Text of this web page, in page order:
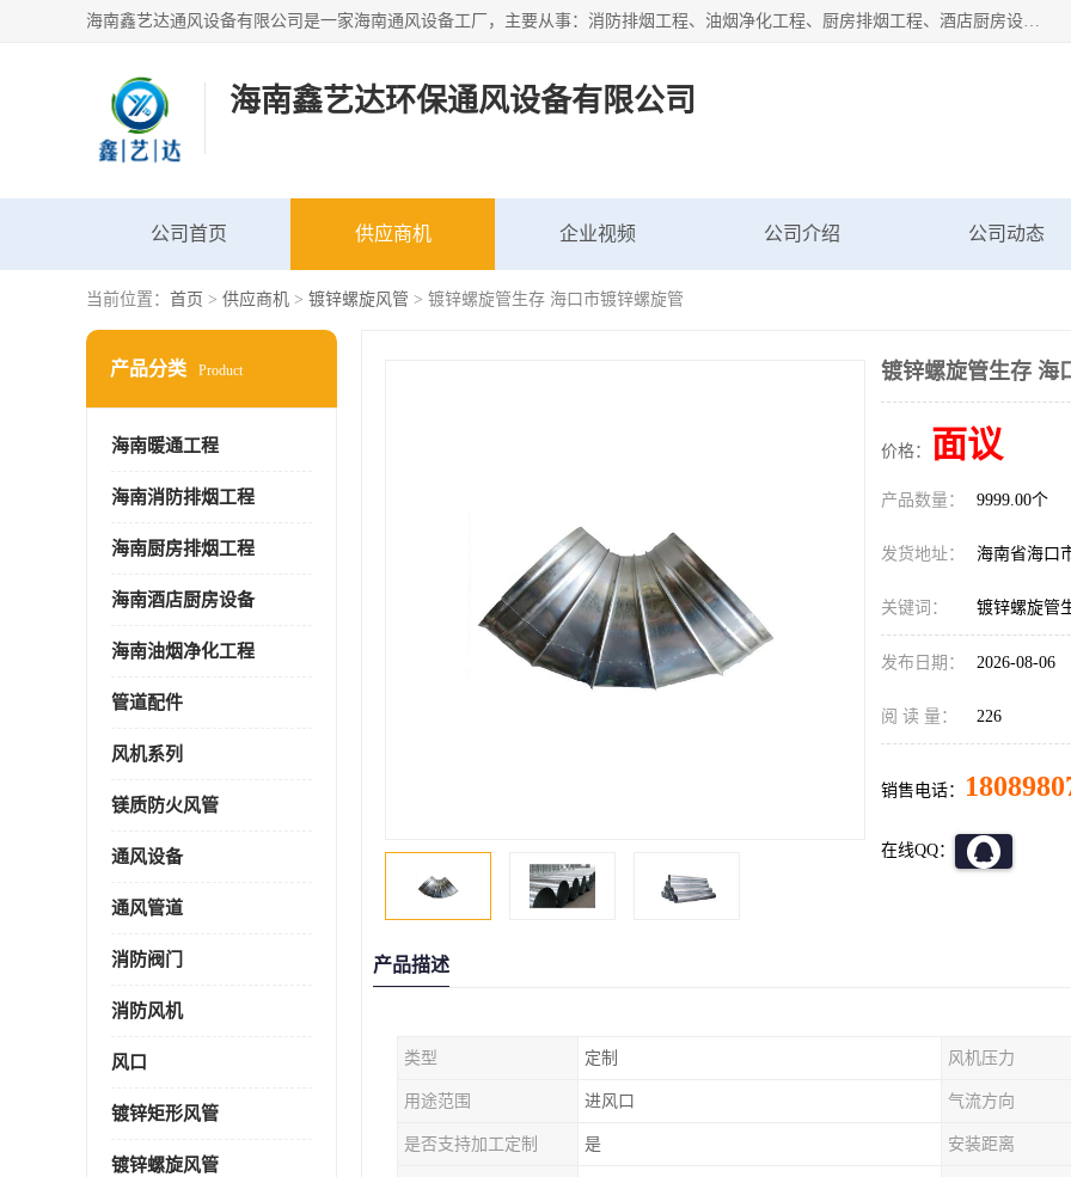
海南鑫艺达通风设备有限公司是一家海南通风设备工厂，主要从事：消防排烟工程、油烟净化工程、厨房排烟工程、酒店厨房设备、新风排风系统、镀锌铁皮管道加工、暖通工程、通风管道安装、消防火阀百叶风口等业务。公司拥有管道及配件一体化工厂生产线，良好的售后服务，良好的设计团队，良好的施工团队、良好管理人员，掌握畅通丰富的信息、市场渠道。
海南鑫艺达环保通风设备有限公司
公司首页 供应商机 企业视频 公司介绍 公司动态
当前位置： 首页 > 供应商机 > 镀锌螺旋风管 > 镀锌螺旋管生存 海口市镀锌螺旋管
产品分类 Product
海南暖通工程
海南消防排烟工程
海南厨房排烟工程
海南酒店厨房设备
海南油烟净化工程
管道配件
风机系列
镁质防火风管
通风设备
通风管道
消防阀门
消防风机
风口
镀锌矩形风管
镀锌螺旋风管
镀锌螺旋管生存 海
价格： 面议
产品数量： 9999.00个
发货地址： 海南省海口
关键词： 镀锌螺旋管
发布日期： 2026-08-06
阅 读 量： 226
销售电话：
在线QQ：
产品描述
类型 定制 风机压力
用途范围 进风口 气流方向
是否支持加工定制 是 安装距离